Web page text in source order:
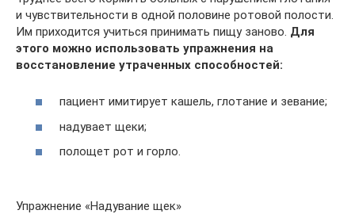
и чувствительности в одной половине ротовой полости.
Им приходится учиться принимать пищу заново. Для
этого можно использовать упражнения на
восстановление утраченных способностей:
пациент имитирует кашель, глотание и зевание;
надувает щеки;
полощет рот и горло.
Упражнение «Надувание щек»